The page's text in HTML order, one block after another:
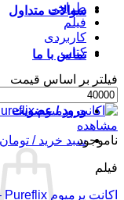
سوالات متداول
تماس با ما
ورود / عضویت
سبد خرید / تومان
طراحی
فیلم
کاربردی
کتاب
فیلتر بر اساس قیمت
حداقل
قیمت
مشاهده
ناموجود
فیلم
اکانت پرمیوم Pureflix – استریم فیلم و سریال